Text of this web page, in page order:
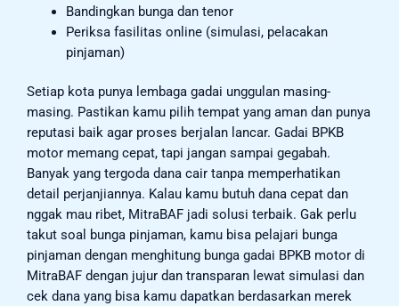
Bandingkan bunga dan tenor
Periksa fasilitas online (simulasi, pelacakan
pinjaman)
Setiap kota punya lembaga gadai unggulan masing-
masing. Pastikan kamu pilih tempat yang aman dan punya
reputasi baik agar proses berjalan lancar. Gadai BPKB
motor memang cepat, tapi jangan sampai gegabah.
Banyak yang tergoda dana cair tanpa memperhatikan
detail perjanjiannya. Kalau kamu butuh dana cepat dan
nggak mau ribet, MitraBAF jadi solusi terbaik. Gak perlu
takut soal bunga pinjaman, kamu bisa pelajari bunga
pinjaman dengan menghitung bunga gadai BPKB motor di
MitraBAF dengan jujur dan transparan lewat simulasi dan
cek dana yang bisa kamu dapatkan berdasarkan merek